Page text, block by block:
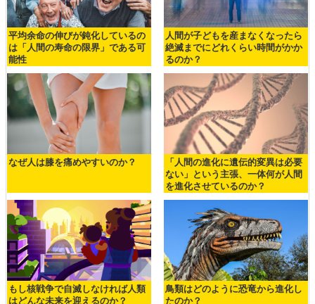
平均余命の伸びが鈍化しているの
は「人間の寿命の限界」である可
能性
人間が子どもを産まなくなったら
絶滅までにどれくらい時間がかか
るのか？
なぜ人は膝を痛めやすいのか？
「人間の進化に遺伝的変異は必要
ない」という主張、一体何が人間
を進化させているのか？
もし核戦争で自滅しなければ人類
はどんな未来を迎えるのか？
鳥類はどのように恐竜から進化し
たのか？